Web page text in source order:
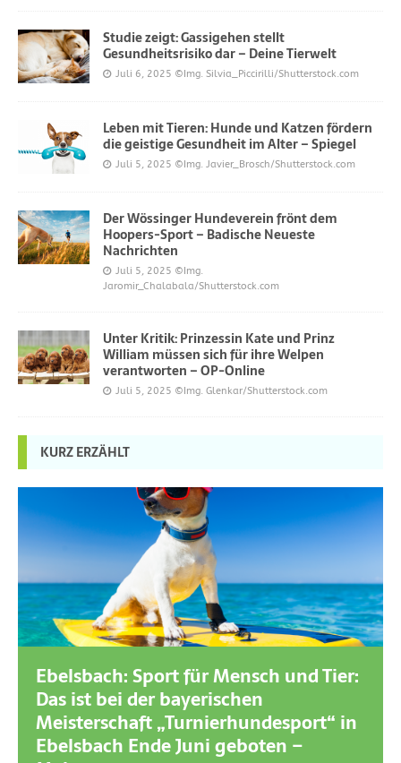
Studie zeigt: Gassigehen stellt
Gesundheitsrisiko dar – Deine Tierwelt
Juli 6, 2025 ©Img. Silvia_Piccirilli/Shutterstock.com
Leben mit Tieren: Hunde und Katzen fördern
die geistige Gesundheit im Alter – Spiegel
Juli 5, 2025 ©Img. Javier_Brosch/Shutterstock.com
Der Wössinger Hundeverein frönt dem
Hoopers-Sport – Badische Neueste
Nachrichten
Juli 5, 2025 ©Img.
Jaromir_Chalabala/Shutterstock.com
Unter Kritik: Prinzessin Kate und Prinz
William müssen sich für ihre Welpen
verantworten – OP-Online
Juli 5, 2025 ©Img. Glenkar/Shutterstock.com
KURZ ERZÄHLT
Ebelsbach: Sport für Mensch und Tier:
Das ist bei der bayerischen
Meisterschaft „Turnierhundesport“ in
Ebelsbach Ende Juni geboten –